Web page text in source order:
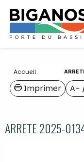
Accueil
A−
Imprimer
ARRETE 2025-